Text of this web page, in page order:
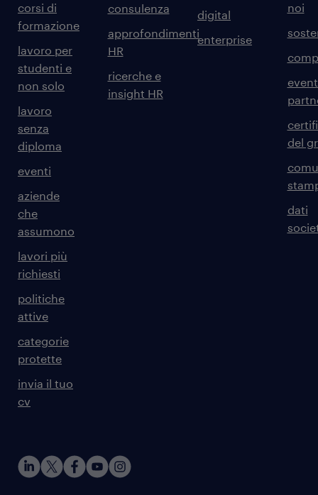
corsi di
formazione
lavoro per
studenti e
non solo
lavoro
senza
diploma
eventi
aziende
che
assumono
lavori più
richiesti
politiche
attive
categorie
protette
invia il tuo
cv
consulenza
approfondimenti
HR
ricerche e
insight HR
digital
enterprise
noi
del
dati